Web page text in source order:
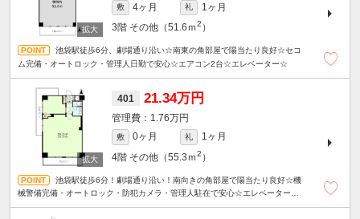
敷 4ヶ月 礼
1ヶ月
3階 その他（51.6ｍ2 ）
池袋駅徒歩6分、劇場通り沿い☆南東の角部屋で陽当たり良好☆セコ
ム完備・オートロック・管理人日勤で安心☆エアコン2台☆エレベーター☆
401 21.34万円
1.76万円
敷 0ヶ月 礼
1ヶ月
4階 その他（55.3ｍ2 ）
池袋駅徒歩6分！劇場通り沿い！南向きの角部屋で陽当たり良好☆機
械警備完備・オートロック・防犯カメラ・管理人駐在で安心☆エレベーター☆